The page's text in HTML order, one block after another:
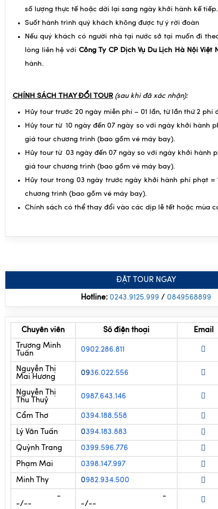
Số lượng khách khởi hành tối thiểu là 10 người hoặc 15
giá), nếu số người khởi hành ít hơn sẽ được điều chỉnh
số lượng thực tế hoặc dời lại sang ngày khởi hành kế tiếp.
Suốt hành trình quý khách không được tự ý rời đoàn
Nếu quý khách có người nhà tại nước sở tại muốn đi
hành.
CHÍNH SÁCH THAY ĐỔI TOUR (sau khi đã xác nhận):
Hủy tour trước 20 ngày miễn phí – 01 lần, từ lần thứ 2 phí
Hủy tour từ 10 ngày đến 07 ngày so với ngày khởi hành
giá tour chương trình (bao gồm vé máy bay).
Hủy tour từ 03 ngày đến 07 ngày so với ngày khởi hành
giá tour chương trình (bao gồm vé máy bay).
Hủy tour trong 03 ngày trước ngày khởi hành phí phạt =
Chính sách có thể thay đổi vào các dịp lễ tết hoặc mùa
ĐẶT TOUR NGAY
Hotline:0243.9125.999/0849568899
Chuyên viên
Trương Minh
Tuấn
0902.286.811
Nguyễn Thị
Mai Hương
0936.022.556
Nguyễn Thị
Thu Thuỷ
0987.643.146
Cẩm Thơ 0394.188.558
Lý Văn Tuấn 0394.183.883
Quỳnh Trang 0399.596.776
Phạm Mai 0398.147.997